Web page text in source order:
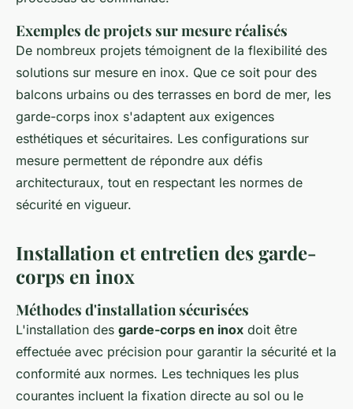
Exemples de projets sur mesure réalisés
De nombreux projets témoignent de la flexibilité des
solutions sur mesure en inox. Que ce soit pour des
balcons urbains ou des terrasses en bord de mer, les
garde-corps inox s'adaptent aux exigences
esthétiques et sécuritaires. Les configurations sur
mesure permettent de répondre aux défis
architecturaux, tout en respectant les normes de
sécurité en vigueur.
Installation et entretien des garde-
corps en inox
Méthodes d'installation sécurisées
L'installation des garde-corps en inox doit être
effectuée avec précision pour garantir la sécurité et la
conformité aux normes. Les techniques les plus
courantes incluent la fixation directe au sol ou le